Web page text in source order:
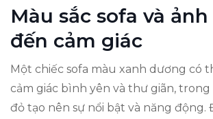
Màu sắc sofa và
đến cảm giác
Một chiếc sofa màu xanh dương có
cảm giác bình yên và thư giãn, trong
đỏ tạo nên sự nổi bật và năng động.